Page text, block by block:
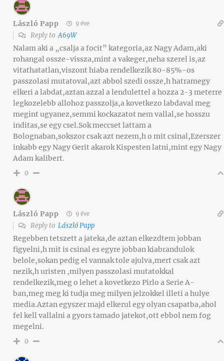
László Papp 9 éve
Reply toA69W
Nalam aki a „csalja a focit” kategoria,az Nagy Adam,aki
rohangal ossze-vissza,mint a vakeger,neha szerel is,az
vitathatatlan,viszont hiaba rendelkezik 80-85%-os
passzolasi mutatoval,azt abbol szedi ossze,h hatramegy
elkeri a labdat,aztan azzal a lendulettel a hozza 2-3 meterre
legkozelebb allohoz passzolja,a kovetkezo labdaval meg
megint ugyanez,semmi kockazatot nem vallal,se hosszu
inditas,se egy csel.Sok meccset lattam a
Bolognaban,sokszor csak azt nezem,h o mit csinal,Ezerszer
inkabb egy Nagy Gerit akarok Kispesten latni,mint egy Nagy
Adam kalibert.
0
László Papp 9 éve
Reply to László Papp
Regebben tetszett a jateka,de aztan elkezdtem jobban
figyelni,h mit is csinal es egyre jobban kiabrandulok
belole,sokan pedig el vannak tole ajulva,mert csak azt
nezik,h uristen ,milyen passzolasi mutatokkal
rendelkezik,meg o lehet a kovetkezo Pirlo a Serie A-
ban,meg meg ki tudja meg milyen jelzokkel illeti a hulye
media.Aztan egyszer majd elkerul egy olyan csapatba,ahol
fel kell vallalni a gyors tamado jatekot,ott ebbol nem fog
megelni.
0